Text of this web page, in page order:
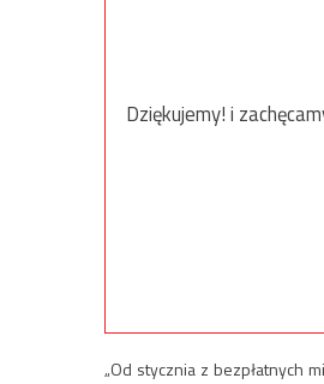
Dziękujemy! i
„Od stycznia z bezpłatnych